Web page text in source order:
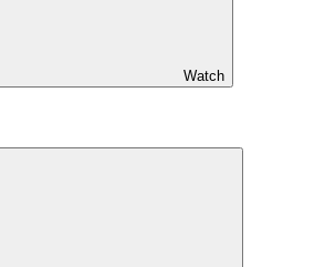
Watch